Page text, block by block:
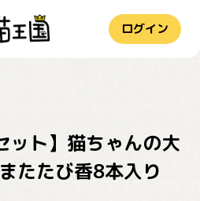
ログイン
ット】猫ちゃんの大
たたび香8本入り